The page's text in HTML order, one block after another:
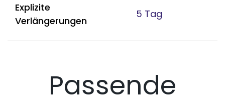
Explizite
Verlängerungen
5 Tag
Passende